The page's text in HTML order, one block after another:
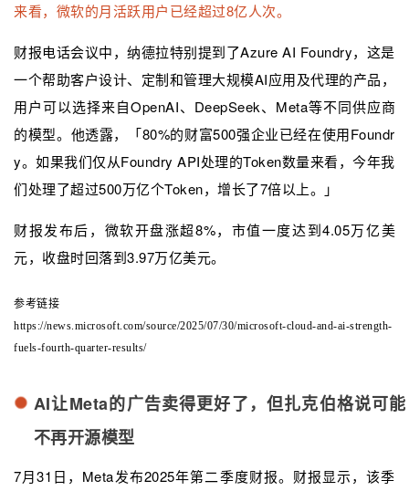
来看，微软的月活跃用户已经超过8亿人次。
财报电话会议中，纳德拉特别提到了Azure AI Foundry，这是
一个帮助客户设计、定制和管理大规模AI应用及代理的产品，
用户可以选择来自OpenAI、DeepSeek、Meta等不同供应商
的模型。他透露，「80%的财富500强企业已经在使用Foundr
y。如果我们仅从Foundry API处理的Token数量来看，今年我
们处理了超过500万亿个Token，增长了7倍以上。」
财报发布后，微软开盘涨超8%，市值一度达到4.05万亿美
元，收盘时回落到3.97万亿美元。
参考链接
https://news.microsoft.com/source/2025/07/30/microsoft-cloud-and-ai-strength-
fuels-fourth-quarter-results/
AI让Meta的广告卖得更好了，但扎克伯格说可能
不再开源模型
7月31日，Meta发布2025年第二季度财报。财报显示，该季